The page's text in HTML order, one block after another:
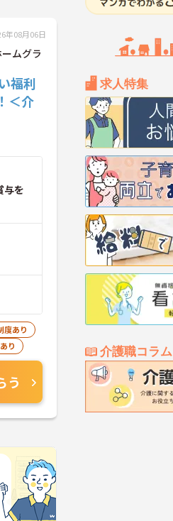
求人特集
介護職コラム
年08月06日
ムグラ
福利
＜介
与を
度あり
り
う